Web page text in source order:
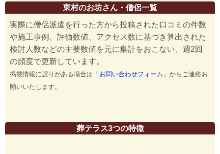
東村のお坊さん・僧侶一覧
実際に僧侶派遣を行った方から投稿された口コミの件数
や施工事例、評価数値、アクセス数に基づき算出された
検討人数などの主要数値を元に集計をおこない、週2回
の頻度で更新しています。
掲載情報に誤りがある場合は「お問い合わせフォーム 」からご連絡お
願いいたします。
葬テラス3つの特徴